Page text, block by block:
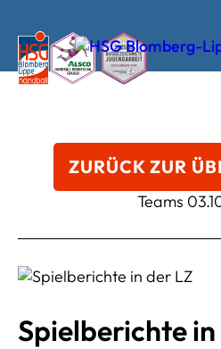
ZURÜCK ZUR
Teams
Spielberichte